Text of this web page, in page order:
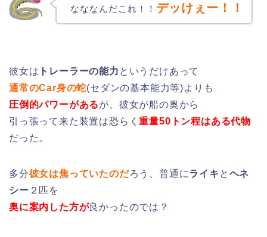
なななんだこれ！！ デッけぇー！！
彼女は トレーラーの能力 というだけあって
通常のCar身の蛇(セダンの基本能力等)よりも
圧倒的パワーがあるが、彼女が船の奥から
引っ張って来た装置は恐らく重量50トン程はある代物
だった。
多分彼女は焦っていたのだろう、普通にライキ と ヘネ
シー ２匹を
奥に案内した方が良かったのでは？